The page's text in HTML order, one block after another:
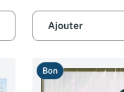
Ajouter
Bon